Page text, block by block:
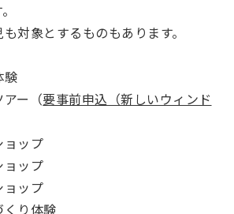
対象とするものもあります。
験
アー（要事前申込（新しいウィンド
ョップ
ョップ
ョップ
くり体験